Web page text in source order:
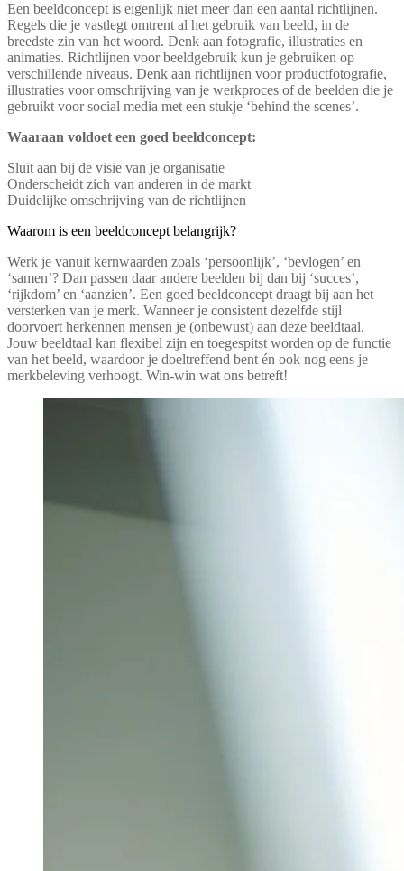
Een beeldconcept is eigenlijk niet meer dan een aantal richtlijnen.
Regels die je vastlegt omtrent al het gebruik van beeld, in de
breedste zin van het woord. Denk aan fotografie, illustraties en
animaties. Richtlijnen voor beeldgebruik kun je gebruiken op
verschillende niveaus. Denk aan richtlijnen voor productfotografie,
illustraties voor omschrijving van je werkproces of de beelden die je
gebruikt voor social media met een stukje ‘behind the scenes’.
Waaraan voldoet een goed beeldconcept:
Sluit aan bij de visie van je organisatie
Onderscheidt zich van anderen in de markt
Duidelijke omschrijving van de richtlijnen
Waarom is een beeldconcept belangrijk?
Werk je vanuit kernwaarden zoals ‘persoonlijk’, ‘bevlogen’ en
‘samen’? Dan passen daar andere beelden bij dan bij ‘succes’,
‘rijkdom’ en ‘aanzien’. Een goed beeldconcept draagt bij aan het
versterken van je merk. Wanneer je consistent dezelfde stijl
doorvoert herkennen mensen je (onbewust) aan deze beeldtaal.
Jouw beeldtaal kan flexibel zijn en toegespitst worden op de functie
van het beeld, waardoor je doeltreffend bent én ook nog eens je
merkbeleving verhoogt. Win-win wat ons betreft!